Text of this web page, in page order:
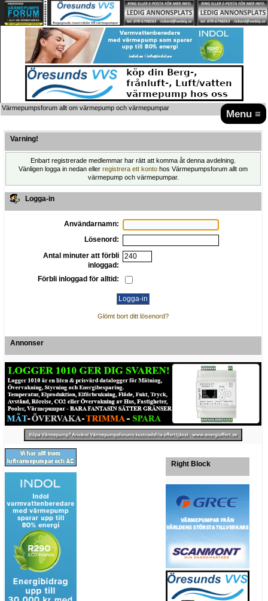
Menu ≡
Värmepumpsforum allt om värmepump och värmepumpar
Varning!
Enbart registrerade medlemmar har rätt att komma åt denna avdelning.
Vänligen logga in nedan eller registrera ett konto hos Värmepumpsforum allt om
värmepump och värmepumpar.
Logga-in
Användarnamn:
Lösenord:
Antal minuter att förbli
inloggad:
Förbli inloggad för alltid:
Glömt bort ditt lösenord?
Annonser
Right Block